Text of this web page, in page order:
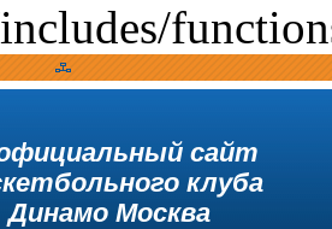
сайт
клуба
Динамо Москва